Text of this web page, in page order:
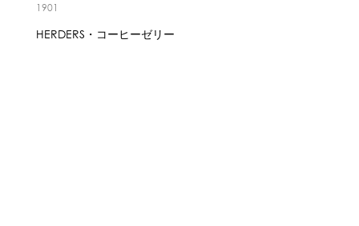
1901
HERDERS・コーヒーゼリー